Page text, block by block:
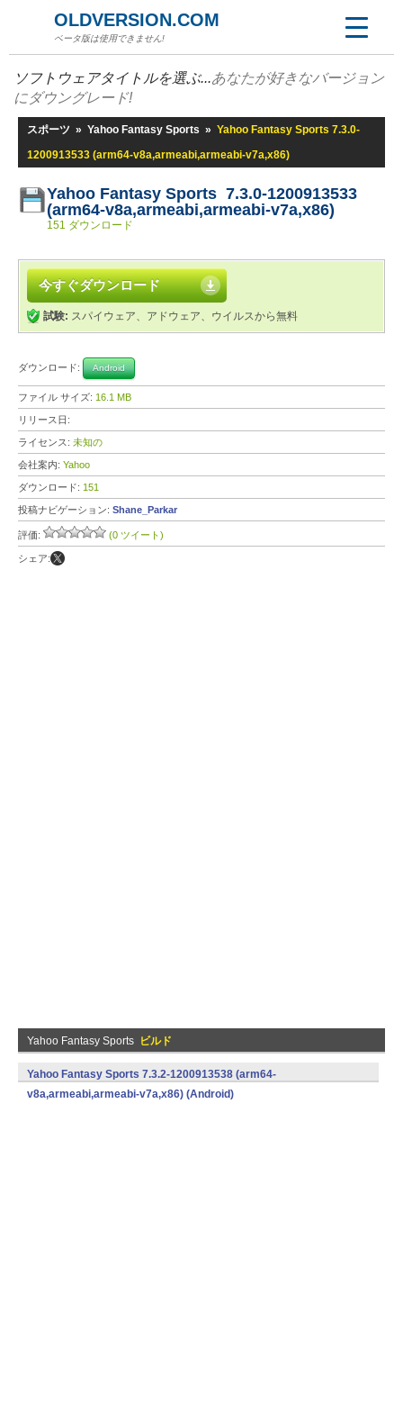
OLDVERSION.COM
ベータ版は使用できません!
ソフトウェアタイトルを選ぶ...あなたが好きなバージョン
にダウングレード!
スポーツ » Yahoo Fantasy Sports » Yahoo Fantasy Sports 7.3.0-
1200913533 (arm64-v8a,armeabi,armeabi-v7a,x86)
Yahoo Fantasy Sports 7.3.0-1200913533
(arm64-v8a,armeabi,armeabi-v7a,x86)
151 ダウンロード
今すぐダウンロード
試験: スパイウェア、アドウェア、ウイルスから無料
ダウンロード: Android
ファイル サイズ: 16.1 MB
リリース日:
ライセンス: 未知の
会社案内: Yahoo
ダウンロード: 151
投稿ナビゲーション: Shane_Parkar
評価: (0 ツイート)
シェア:
Yahoo Fantasy Sports ビルド
Yahoo Fantasy Sports 7.3.2-1200913538 (arm64-
v8a,armeabi,armeabi-v7a,x86) (Android)